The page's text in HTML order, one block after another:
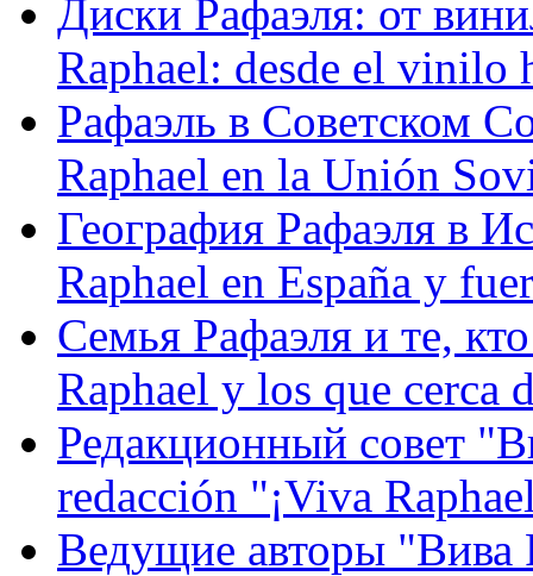
Диски Рафаэля: от
Raphael: desde el vinilo
Рафаэль в Советском
Raphael en la Unión
География Рафаэля в
Raphael en España y
Семья Рафаэля и те,
Raphael y los que cerca
Редакционный совет
redacción "¡Viva
Ведущие авторы "Вива